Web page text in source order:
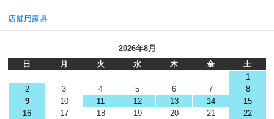
店舗用家具
2026年8月
日
月 火 水 木 金
土
1
2
3 4 5 6 7
8
9
10 11 12 13 14
15
16
17 18 19 20 21
22